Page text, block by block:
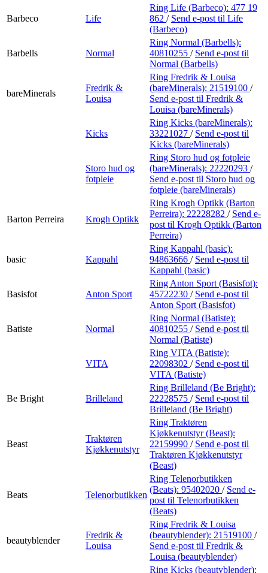
Barbeco Life
Ring Life (Barbeco): 477 19
862 / Send e-post til Life
(Barbeco)
Barbells Normal
Ring Normal (Barbells):
40810255 / Send e-post til
Normal (Barbells)
bareMinerals
Fredrik &
Louisa
Ring Fredrik & Louisa
(bareMinerals): 21519100 /
Send e-post til Fredrik &
Louisa (bareMinerals)
Kicks
Ring Kicks (bareMinerals):
33221027 / Send e-post til
Kicks (bareMinerals)
Storo hud og
fotpleie
Ring Storo hud og fotpleie
(bareMinerals): 22220293 /
Send e-post til Storo hud og
fotpleie (bareMinerals)
Barton Perreira Krogh Optikk
Ring Krogh Optikk (Barton
Perreira): 22228282 / Send e-
post til Krogh Optikk (Barton
Perreira)
basic Kappahl
Ring Kappahl (basic):
94863666 / Send e-post til
Kappahl (basic)
Basisfot Anton Sport
Ring Anton Sport (Basisfot):
45722230 / Send e-post til
Anton Sport (Basisfot)
Batiste Normal
Ring Normal (Batiste):
40810255 / Send e-post til
Normal (Batiste)
VITA
Ring VITA (Batiste):
22098302 / Send e-post til
VITA (Batiste)
Be Bright Brilleland
Ring Brilleland (Be Bright):
22228575 / Send e-post til
Brilleland (Be Bright)
Beast
Traktøren
Kjøkkenutstyr
Ring Traktøren
Kjøkkenutstyr (Beast):
22159990 / Send e-post til
Traktøren Kjøkkenutstyr
(Beast)
Beats Telenorbutikken
Ring Telenorbutikken
(Beats): 95402020 / Send e-
post til Telenorbutikken
(Beats)
beautyblender
Fredrik &
Louisa
Ring Fredrik & Louisa
(beautyblender): 21519100 /
Send e-post til Fredrik &
Louisa (beautyblender)
Ring Kicks (beautyblender):